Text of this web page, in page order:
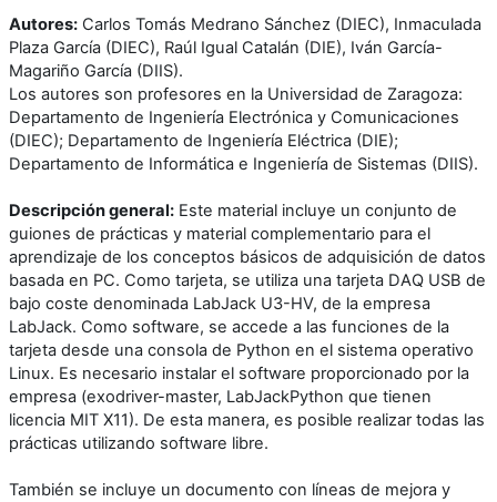
Autores: Carlos Tomás Medrano Sánchez (DIEC), Inmaculada
Plaza García (DIEC), Raúl Igual Catalán (DIE), Iván García-
Magariño García (DIIS).
Los autores son profesores en la Universidad de Zaragoza:
Departamento de Ingeniería Electrónica y Comunicaciones
(DIEC); Departamento de Ingeniería Eléctrica (DIE);
Departamento de Informática e Ingeniería de Sistemas (DIIS).
Descripción general: Este material incluye un conjunto de
guiones de prácticas y material complementario para el
aprendizaje de los conceptos básicos de adquisición de datos
basada en PC. Como tarjeta, se utiliza una tarjeta DAQ USB de
bajo coste denominada LabJack U3-HV, de la empresa
LabJack. Como software, se accede a las funciones de la
tarjeta desde una consola de Python en el sistema operativo
Linux. Es necesario instalar el software proporcionado por la
empresa (exodriver-master, LabJackPython que tienen
licencia MIT X11). De esta manera, es posible realizar todas las
prácticas utilizando software libre.
También se incluye un documento con líneas de mejora y